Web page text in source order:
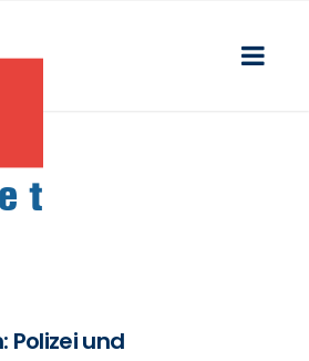
Polizei und